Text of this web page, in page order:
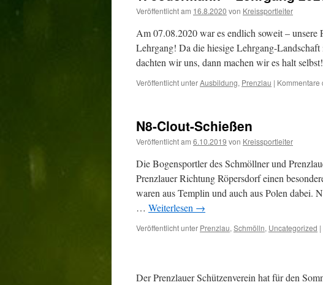
Veröffentlicht am 16.8.2020 von Kreissportleiter
Am 07.08.2020 war es endlich soweit –
Lehrgang! Da die hiesige Lehrgang-Landschaft
dachten wir uns, dann machen wir es halt
Veröffentlicht unterAusbildung, Prenzlau | Kommentare
N8-Clout-Schießen
Veröffentlicht am 6.10.2019 von Kreissportleiter
Die Bogensportler des Schmöllner und
Prenzlauer Richtung Röpersdorf einen
waren aus Templin und auch aus Polen dabei.
… Weiterlesen →
Veröffentlicht unter Prenzlau, Schmölln, Uncategorized |
Der Prenzlauer Schützenverein hat für den